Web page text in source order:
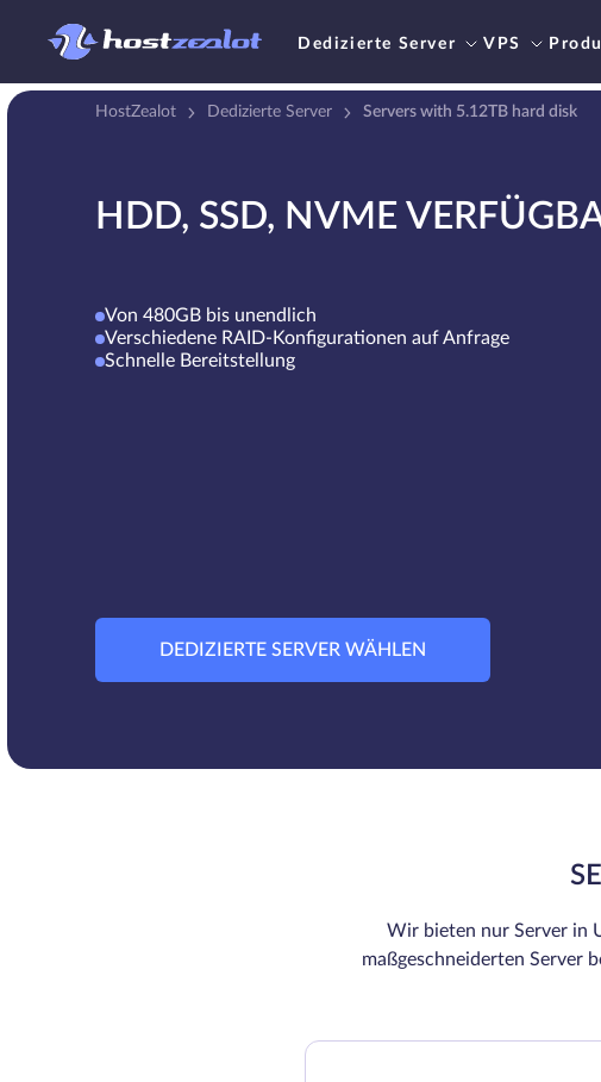
Dedizierte Server VPS
HostZealot Dedizierte Server Servers with 5.12TB hard disk
HDD, SSD, NVME
Von 480GB bis unendlich
Verschiedene RAID-Konfigurationen auf Anfrage
Schnelle Bereitstellung
DEDIZIERTE SERVER WÄHLEN
Wir bieten nur Server in
maßgeschneiderten Server